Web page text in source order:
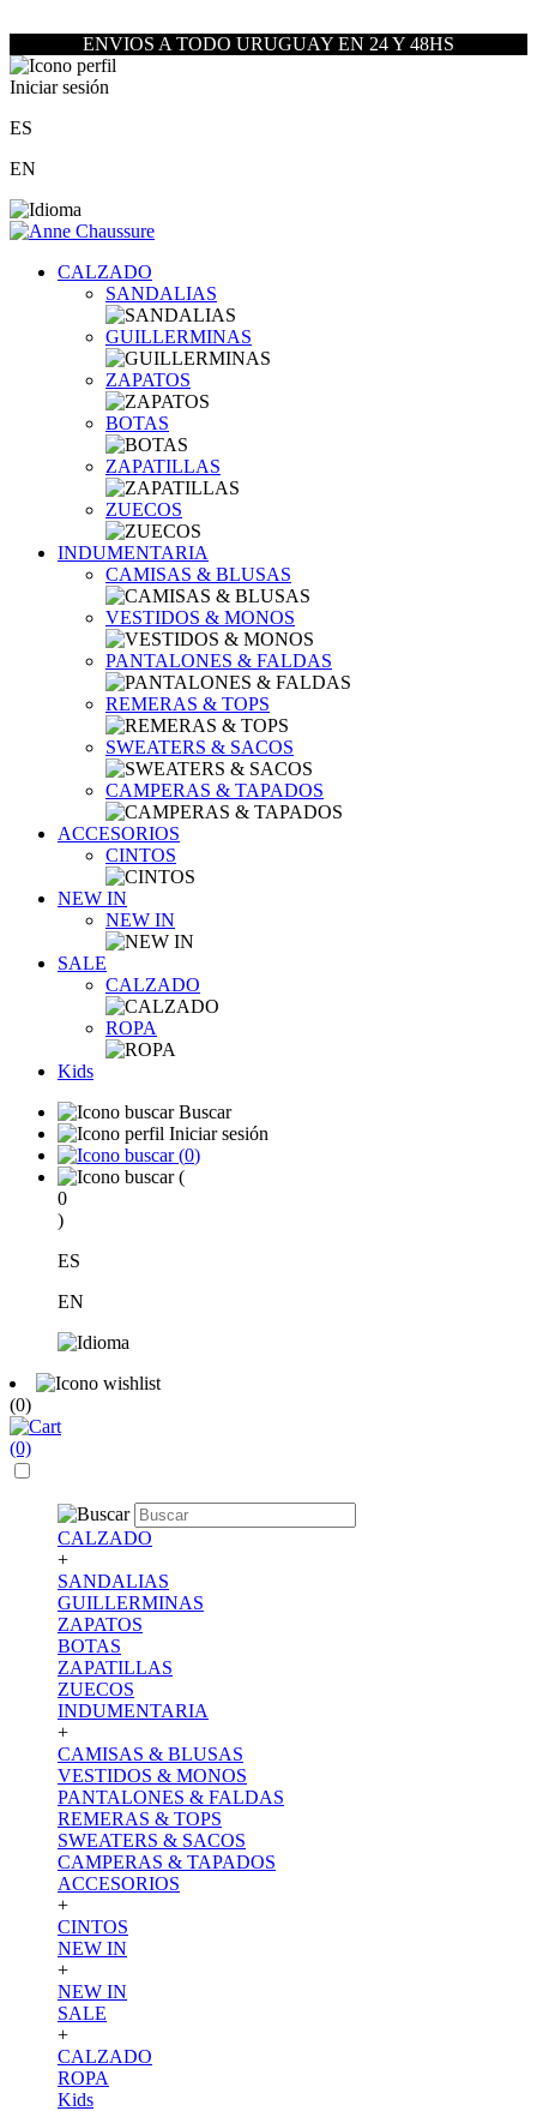
ENVIOS A TODO URUGUAY EN 24 Y 48HS
Iniciar sesión
ES
EN
CALZADO
SANDALIAS
GUILLERMINAS
ZAPATOS
BOTAS
ZAPATILLAS
ZUECOS
INDUMENTARIA
CAMISAS & BLUSAS
VESTIDOS & MONOS
PANTALONES & FALDAS
REMERAS & TOPS
SWEATERS & SACOS
CAMPERAS & TAPADOS
ACCESORIOS
CINTOS
NEW IN
NEW IN
SALE
CALZADO
ROPA
Kids
Buscar
Iniciar sesión
(0)
(
0
)
ES
EN
(0)
(0)
CALZADO
+
SANDALIAS
GUILLERMINAS
ZAPATOS
BOTAS
ZAPATILLAS
ZUECOS
INDUMENTARIA
+
CAMISAS & BLUSAS
VESTIDOS & MONOS
PANTALONES & FALDAS
REMERAS & TOPS
SWEATERS & SACOS
CAMPERAS & TAPADOS
ACCESORIOS
+
CINTOS
NEW IN
+
NEW IN
SALE
+
CALZADO
ROPA
Kids